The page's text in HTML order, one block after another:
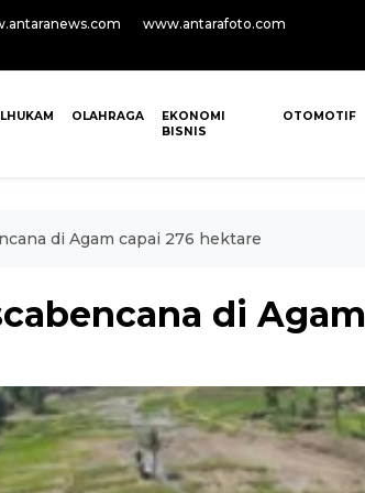
www.antarafoto.com
OLAHRAGA
EKONOMI
BISNIS
OTOMOTIF
di Agam capai 276 hektare
di